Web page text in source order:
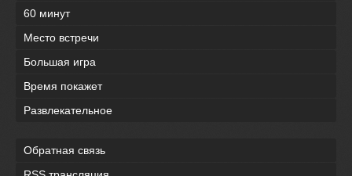
60 минут
Место встречи
Большая игра
Время покажет
Развлекательное
Обратная связь